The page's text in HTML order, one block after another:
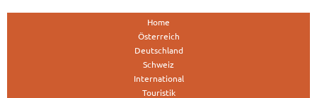
Home
Österreich
Deutschland
Schweiz
International
Touristik